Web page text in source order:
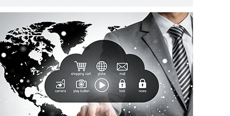
玻璃钢防腐工程（四）